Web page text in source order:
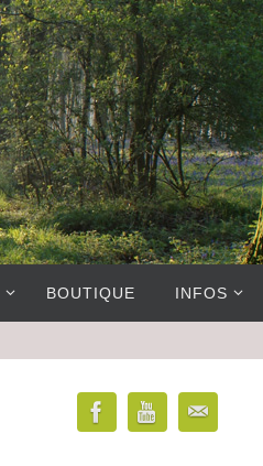
BOUTIQUE INFOS